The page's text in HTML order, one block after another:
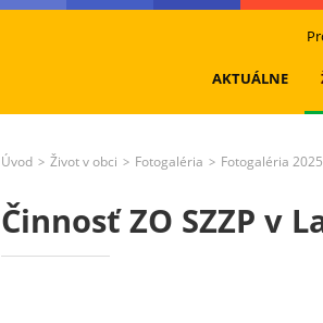
AKTUÁLNE
Úvod > Život v obci > Fotogaléria > Fotogaléria 2025
Činnosť ZO SZZP v